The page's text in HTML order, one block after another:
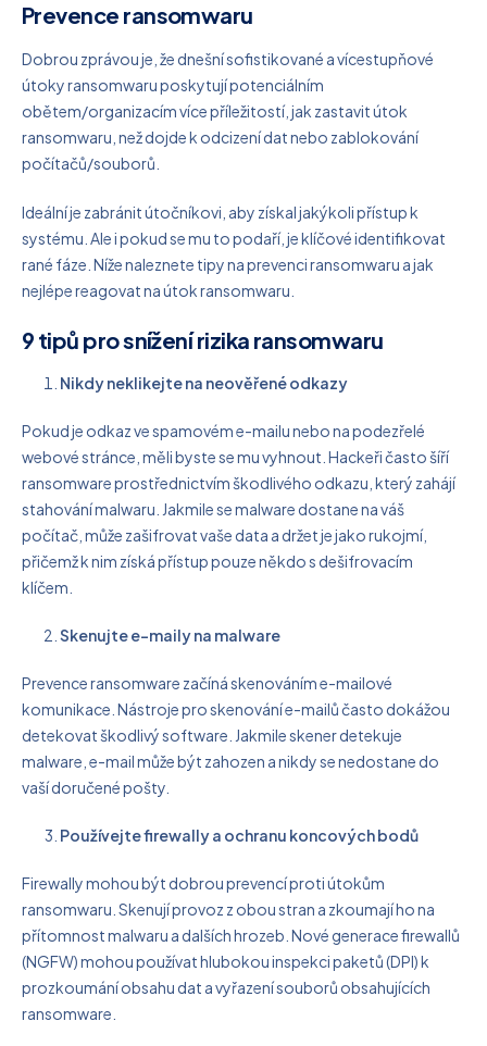
Prevence ransomwaru
Dobrou zprávou je, že dnešní sofistikované a vícestupňové
útoky ransomwaru poskytují potenciálním
obětem/organizacím více příležitostí, jak zastavit útok
ransomwaru, než dojde k odcizení dat nebo zablokování
počítačů/souborů.
Ideální je zabránit útočníkovi, aby získal jakýkoli přístup k
systému. Ale i pokud se mu to podaří, je klíčové identifikovat
rané fáze. Níže naleznete tipy na prevenci ransomwaru a jak
nejlépe reagovat na útok ransomwaru.
9 tipů pro snížení rizika ransomwaru
Nikdy neklikejte na neověřené odkazy
Pokud je odkaz ve spamovém e-mailu nebo na podezřelé
webové stránce, měli byste se mu vyhnout. Hackeři často šíří
ransomware prostřednictvím škodlivého odkazu, který zahájí
stahování malwaru. Jakmile se malware dostane na váš
počítač, může zašifrovat vaše data a držet je jako rukojmí,
přičemž k nim získá přístup pouze někdo s dešifrovacím
klíčem.
Skenujte e-maily na malware
Prevence ransomware začíná skenováním e-mailové
komunikace. Nástroje pro skenování e-mailů často dokážou
detekovat škodlivý software. Jakmile skener detekuje
malware, e-mail může být zahozen a nikdy se nedostane do
vaší doručené pošty.
Používejte firewally a ochranu koncových bodů
Firewally mohou být dobrou prevencí proti útokům
ransomwaru. Skenují provoz z obou stran a zkoumají ho na
přítomnost malwaru a dalších hrozeb. Nové generace firewallů
(NGFW) mohou používat hlubokou inspekci paketů (DPI) k
prozkoumání obsahu dat a vyřazení souborů obsahujících
ransomware.